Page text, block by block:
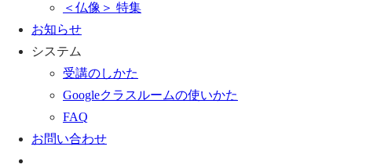
＜仏像＞ 特集
お知らせ
システム
受講のしかた
Googleクラスルームの使いかた
FAQ
お問い合わせ